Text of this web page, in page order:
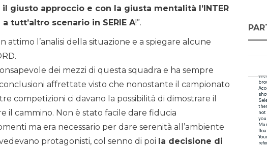
giusto approccio e con la giusta mentalità l’INTER
tutt’altro scenario in SERIE A!”.
attimo l’analisi della situazione e a spiegare alcune
dei mezzi di questa squadra e ha sempre
affrettate visto che nonostante il campionato
competizioni ci davano la possibilità di dimostrare il
il cammino. Non è stato facile dare fiducia
ma era necessario per dare serenità all’ambiente
protagonisti, col senno di poi la decisione di